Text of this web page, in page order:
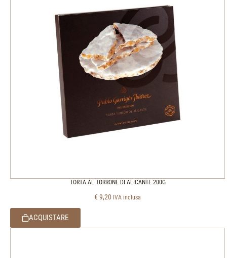
TORTA AL TORRONE DI ALICANTE 200G
€ 9,20 IVA inclusa
ACQUISTARE